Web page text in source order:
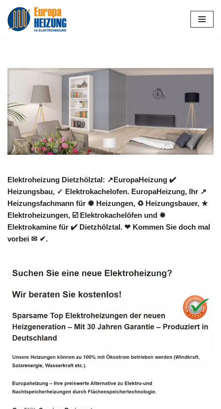
Zum
Elektroheizung Dietzhölztal: ↗️EuropaHeizung ✔️
Heizungsbau, ✓ Elektrokachelofen. EuropaHeizung, Ihr ↗️
Heizungsfachmann für ✺ Heizungen, ♻ Heizungsbauer, ★
Elektroheizungen, ☑️ Elektrokachelöfen und ✹
Elektrokamine für ✔️ Dietzhölztal. ❤ Kommen Sie doch mal
vorbei ✉ ✔.